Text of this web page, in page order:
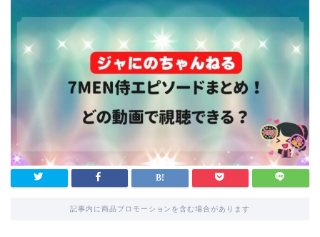
記事内に商品プロモーションを含む場合があります